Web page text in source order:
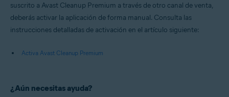
suscrito a Avast Cleanup Premium a través de otro canal de venta,
deberás activar la aplicación de forma manual. Consulta las
instrucciones detalladas de activación en el artículo siguiente:
Activa Avast Cleanup Premium
¿Aún necesitas ayuda?